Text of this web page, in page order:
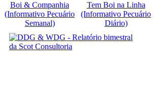
Boi & Companhia
(Informativo Pecuário
Semanal)
Tem Boi na Linha
(Informativo Pecuário
Diário)